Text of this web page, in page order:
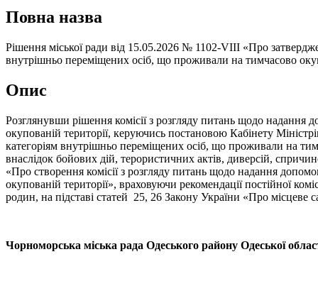
Повна назва
Рішення міської ради від 15.05.2026 № 1102-VIII «Про
внутрішньо переміщених осіб, що проживали на тимчасово
Опис
Розглянувши рішення комісії з розгляду питань щодо
окупованій території, керуючись постановою Кабінету
категоріям внутрішньо переміщених осіб, що проживали на
внаслідок бойових дій, терористичних актів, диверсій,
«Про створення комісії з розгляду питань щодо надання
окупованій території», враховуючи рекомендації постійної
родин, на підставі статей 25, 26 Закону України «Про місцеве
Чорноморська міська рада Одеського району Одеської